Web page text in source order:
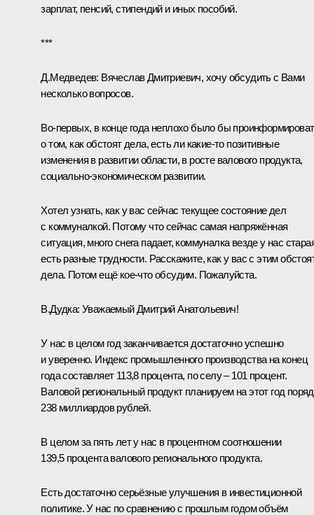
зарплат, пенсий, стипендий и иных пособий.
***
Д.Медведев: Вячеслав Дмитриевич, хочу обсудить с Вами
несколько вопросов.
Во‑первых, в конце года неплохо было бы
о том, как обстоят дела, есть ли какие‑то позитивные
изменения в развитии области, в росте валового продукта,
социально-экономическом развитии.
Хотел узнать, как у вас сейчас текущее состояние дел
с коммуналкой. Потому что сейчас самая напряжённая
ситуация, много снега падает, коммуналка везде у нас
есть разные трудности. Расскажите, как у вас с этим
дела. Потом ещё кое‑что обсудим. Пожалуйста.
В.Дудка: Уважаемый Дмитрий Анатольевич!
У нас в целом год заканчивается достаточно успешно
и уверенно. Индекс промышленного производства на конец
года составляет 113,8 процента, по селу – 101 процент.
Валовой региональный продукт планируем на этот год
238 миллиардов рублей.
В целом за пять лет у нас в процентном соотношении
139,5 процента валового регионального продукта.
Есть достаточно серьёзные улучшения в инвестиционной
политике. У нас по сравнению с прошлым годом объём